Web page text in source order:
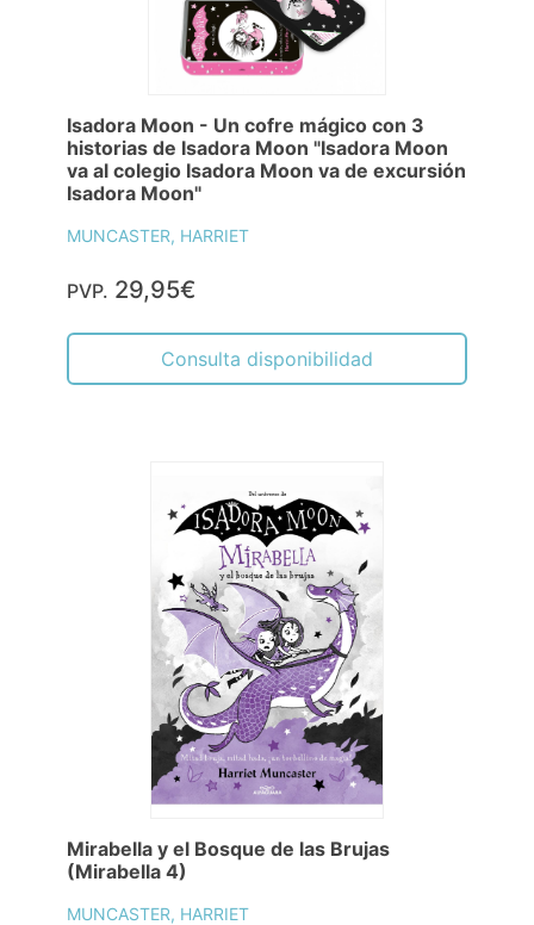
Isadora Moon - Un cofre mágico con 3
historias de Isadora Moon "Isadora Moon
va al colegio Isadora Moon va de excursión
Isadora Moon"
MUNCASTER, HARRIET
PVP. 29,95€
Consulta disponibilidad
Mirabella y el Bosque de las Brujas
(Mirabella 4)
MUNCASTER, HARRIET